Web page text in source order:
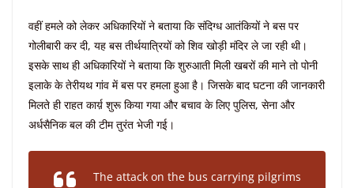
वहीं हमले को लेकर अधिकारियों ने बताया कि संदिग्ध आतंकियों ने बस पर
गोलीबारी कर दी, यह बस तीर्थयात्रियों को शिव खोड़ी मंदिर ले जा रही थी।
इसके साथ ही अधिकारियों ने बताया कि शुरुआती मिली खबरों की माने तो पोनी
इलाके के तेरीयथ गांव में बस पर हमला हुआ है। जिसके बाद घटना की जानकारी
मिलते ही राहत कार्य़ शुरू किया गया और बचाव के लिए पुलिस, सेना और
अर्धसैनिक बल की टीम तुरंत भेजी गई।
The attack on the bus carrying pilgrims